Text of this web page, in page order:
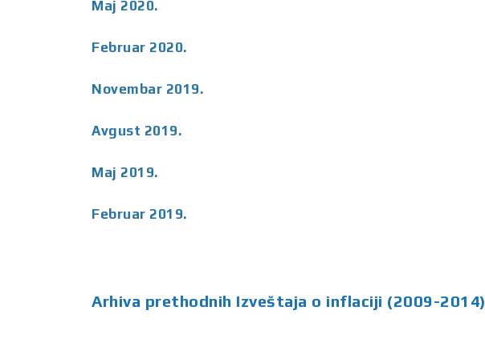
Maj 2020.
Februar 2020.
Novembar 2019.
Avgust 2019.
Maj 2019.
Februar 2019.
Arhiva prethodnih Izveštaja o inflaciji (2009-2014)